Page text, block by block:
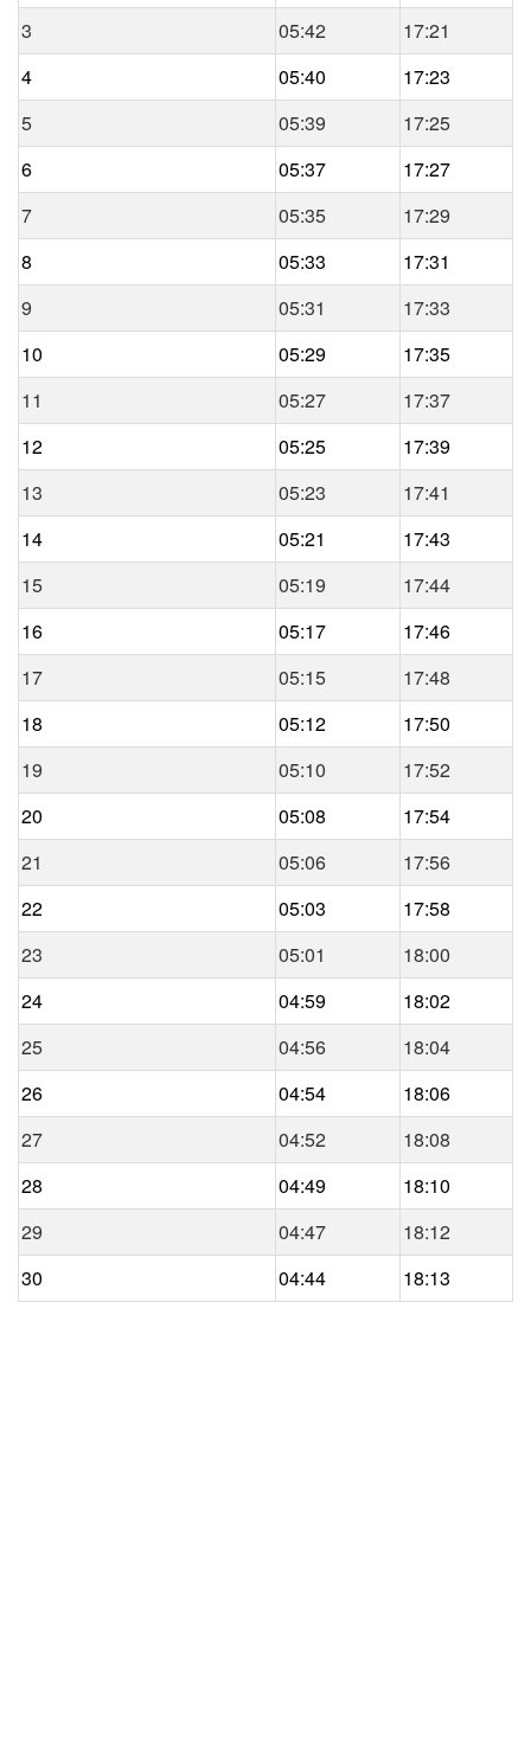
3
05:42
17:21
4
05:40
17:23
5
05:39
17:25
6
05:37
17:27
7
05:35
17:29
8
05:33
17:31
9
05:31
17:33
10
05:29
17:35
11
05:27
17:37
12
05:25
17:39
13
05:23
17:41
14
05:21
17:43
15
05:19
17:44
16
05:17
17:46
17
05:15
17:48
18
05:12
17:50
19
05:10
17:52
20
05:08
17:54
21
05:06
17:56
22
05:03
17:58
23
05:01
18:00
24
04:59
18:02
25
04:56
18:04
26
04:54
18:06
27
04:52
18:08
28
04:49
18:10
29
04:47
18:12
30
04:44 18:13